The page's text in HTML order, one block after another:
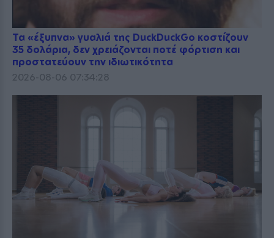
Τα «έξυπνα» γυαλιά της DuckDuckGo κοστίζουν
35 δολάρια, δεν χρειάζονται ποτέ φόρτιση και
προστατεύουν την ιδιωτικότητα
2026-08-06 07:34:28